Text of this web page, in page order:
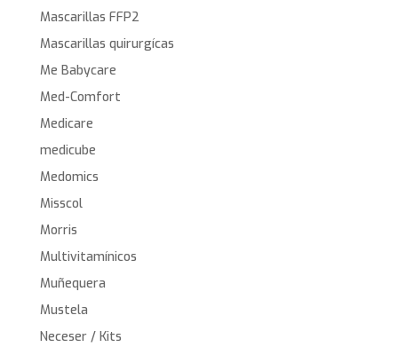
Mascarillas FFP2
Mascarillas quirurgícas
Me Babycare
Med-Comfort
Medicare
medicube
Medomics
Misscol
Morris
Multivitamínicos
Muñequera
Mustela
Neceser / Kits